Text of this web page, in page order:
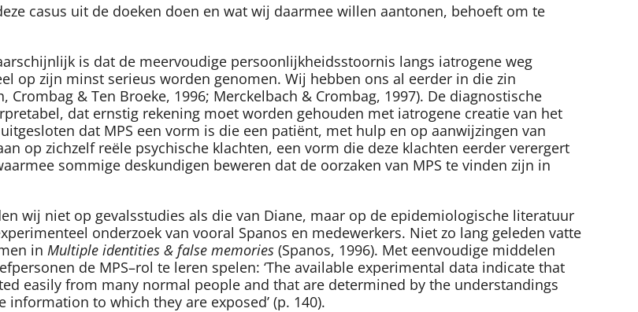
casus uit de doeken doen en wat wij daarmee willen aantonen, behoeft om te
is dat de meervoudige persoonlijkheidsstoornis langs iatrogene weg
op zijn minst serieus worden genomen. Wij hebben ons al eerder in die zin
& Ten Broeke, 1996; Merckelbach & Crombag, 1997). De diagnostische
dat ernstig rekening moet worden gehouden met iatrogene creatie van het
dat MPS een vorm is die een patiënt, met hulp en op aanwijzingen van
op zichzelf reële psychische klachten, een vorm die deze klachten eerder verergert
sommige deskundigen beweren dat de oorzaken van MPS te vinden zijn in
wij niet op gevalsstudies als die van Diane, maar op de epidemiologische literatuur
onderzoek van vooral Spanos en medewerkers. Niet zo lang geleden vatte
in Multiple identities & false memories (Spanos, 1996). Met eenvoudige middelen
de MPS–rol te leren spelen: ‘The available experimental data indicate that
easily from many normal people and that are determined by the understandings
to which they are exposed’ (p. 140).